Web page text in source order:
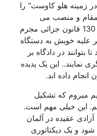
هلو کاوست" را
و منصب می
فرستند و خودرا بر اساس تبصره 130 قانون جزائی مجرم
خویش به دستگاه
در دادگاه بر
این یک پدیده
داده اند.
که تشکیل
خیلی مهم است.
عقیده در آلمان
یک دیکتاتوری